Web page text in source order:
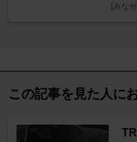
[みな
この記事を見た人に